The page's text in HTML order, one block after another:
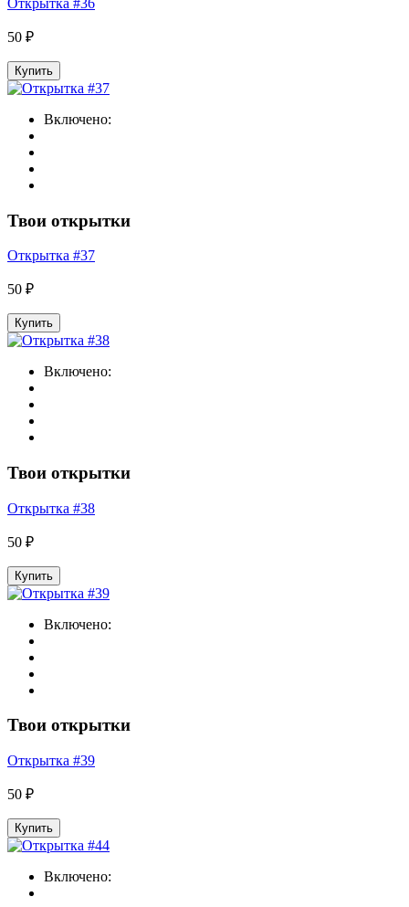
50 ₽
Купить
Включено:
Твои открытки
Открытка #37
50 ₽
Купить
Включено:
Твои открытки
Открытка #38
50 ₽
Купить
Включено:
Твои открытки
Открытка #39
50 ₽
Купить
Включено: